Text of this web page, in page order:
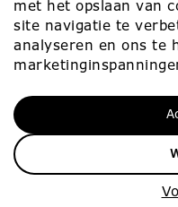
Contact
met het opslaan van
site navigatie te
analyseren en ons te